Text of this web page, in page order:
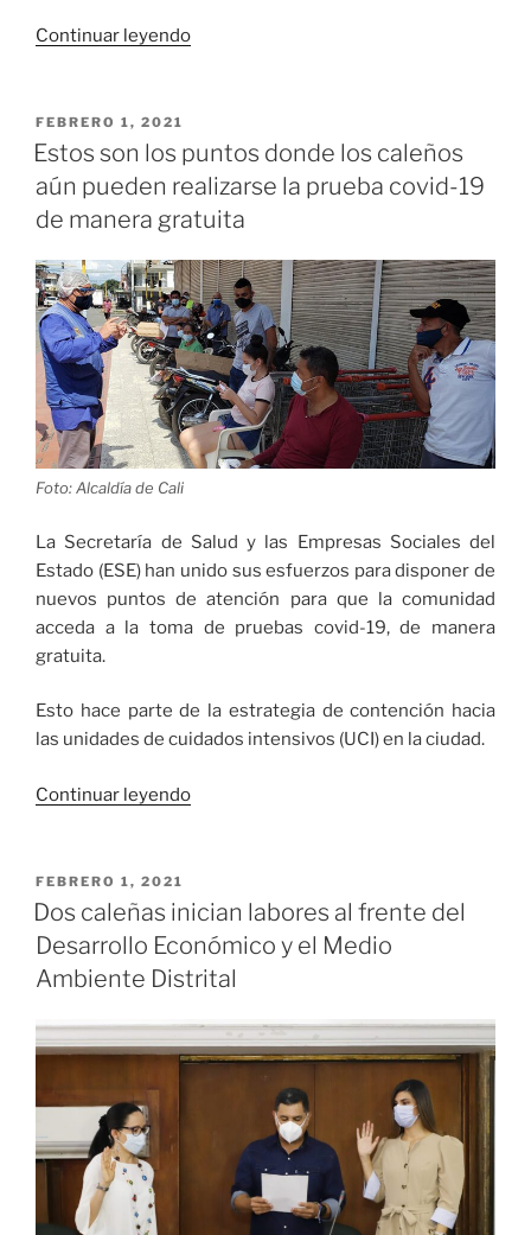
Continuar leyendo«Mindeporte
Deportiva»
PUBLICADO
EL
FEBRERO 1, 2021
Estos son los puntos donde los caleños
aún pueden realizarse la prueba covid-19
de manera gratuita
Foto: Alcaldía de Cali
La Secretaría de Salud y las Empresas Sociales del
Estado (ESE) han unido sus esfuerzos para disponer de
nuevos puntos de atención para que la comunidad
acceda a la toma de pruebas covid-19, de manera
gratuita.
Esto hace parte de la estrategia de contención hacia
las unidades de cuidados intensivos (UCI) en la ciudad.
Continuar leyendo«Estos
donde
los
caleños
aún
pueden
realizarse
manera
PUBLICADO
EL
FEBRERO 1, 2021
Dos caleñas inician labores al frente del
Desarrollo Económico y el Medio
Ambiente Distrital